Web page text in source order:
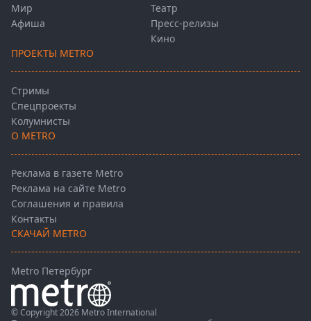
Мир
Афиша
Театр
Пресс-релизы
Кино
ПРОЕКТЫ METRO
Стримы
Спецпроекты
Колумнисты
О METRO
Реклама в газете Metro
Реклама на сайте Metro
Соглашения и правила
Контакты
СКАЧАЙ METRO
Metro Петербург
© Copyright 2026 Metro International